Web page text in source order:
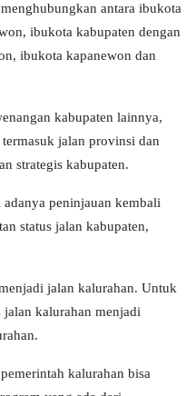
antara ibukota
ibukota kabupaten dengan
ibukota kapanewon dan
kabupaten lainnya,
jalan provinsi dan
strategis kabupaten.
peninjauan kembali
status jalan kabupaten,
jalan kalurahan. Untuk
jalan kalurahan menjadi
kalurahan bisa